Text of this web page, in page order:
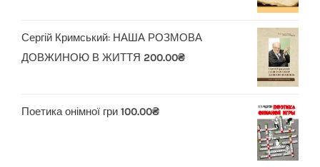
Сергій Кримський: НАША РОЗМОВА
ДОВЖИНОЮ В ЖИТТЯ 200.00₴
Поетика онімної гри 100.00₴